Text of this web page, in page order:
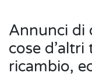
Rimini
Annunci di
cose
ricambio,